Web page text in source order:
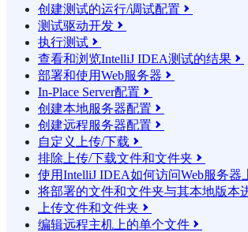
创建测试的运行/调试配置 
测试驱动开发 
执行测试 
查看和浏览IntelliJ IDEA测试的结果 
部署和使用Web服务器 
In-Place Server配置 
创建本地服务器配置 
创建远程服务器配置 
自定义上传/下载 
排除上传/下载文件和文件夹 
使用IntelliJ IDEA如何访问Web服务器
将部署的文件和文件夹与其本地版本
上传文件和文件夹 
编辑远程主机上的单个文件 